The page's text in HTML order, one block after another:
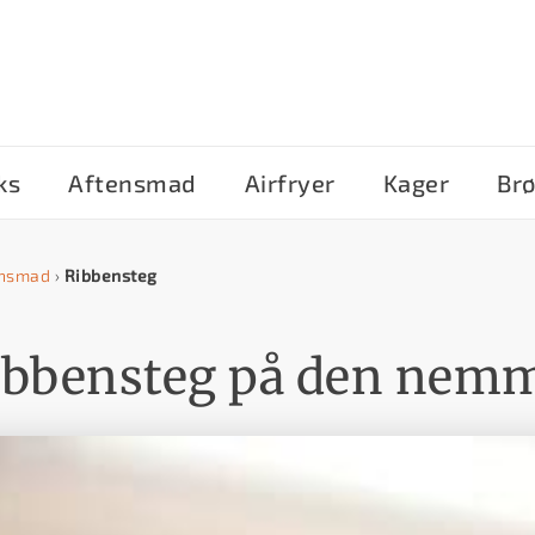
Aftensmad Airfryer Kager
› Ribbensteg
på den